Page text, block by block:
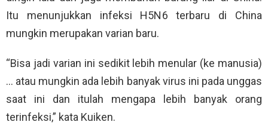
Itu menunjukkan infeksi H5N6 terbaru di China
mungkin merupakan varian baru.
“Bisa jadi varian ini sedikit lebih menular (ke manusia)
… atau mungkin ada lebih banyak virus ini pada unggas
saat ini dan itulah mengapa lebih banyak orang
terinfeksi,” kata Kuiken.